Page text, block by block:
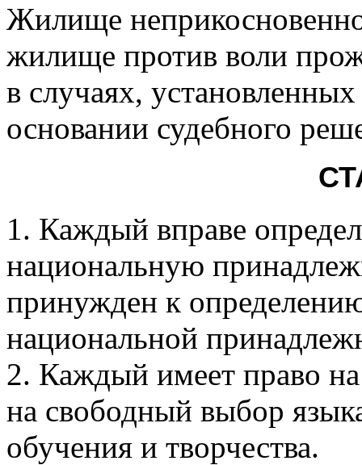
Жилище
жилище против воли
в случаях,
основании судебного
1. Каждый вправе
национальную
принужден к
национальной
2. Каждый имеет право
на свободный выбор
обучения и творчества.